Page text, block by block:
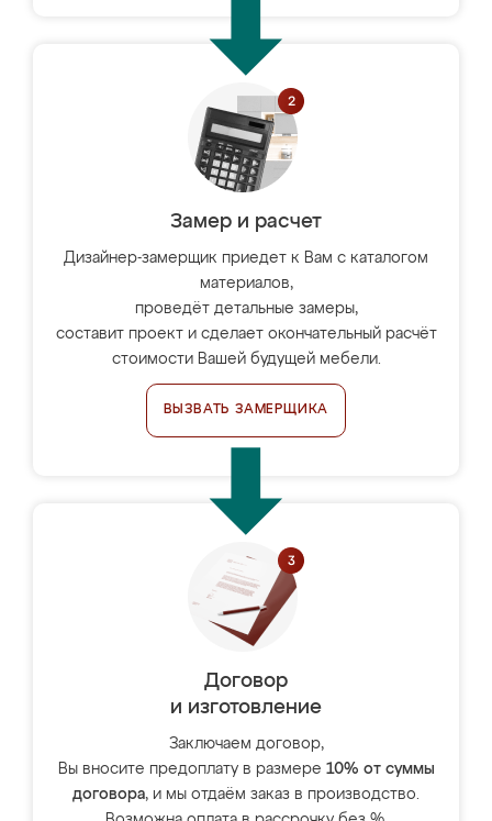
Замер и расчет
Дизайнер-замерщик приедет к Вам с каталогом
материалов,
проведёт детальные замеры,
составит проект и сделает окончательный расчёт
стоимости Вашей будущей мебели.
ВЫЗВАТЬ ЗАМЕРЩИКА
Договор
и изготовление
Заключаем договор,
Вы вносите предоплату в размере 10% от суммы
договора, и мы отдаём заказ в производство.